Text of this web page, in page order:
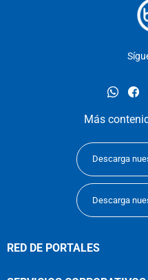
Más
Descarga
Descarga
RED DE PORTALES